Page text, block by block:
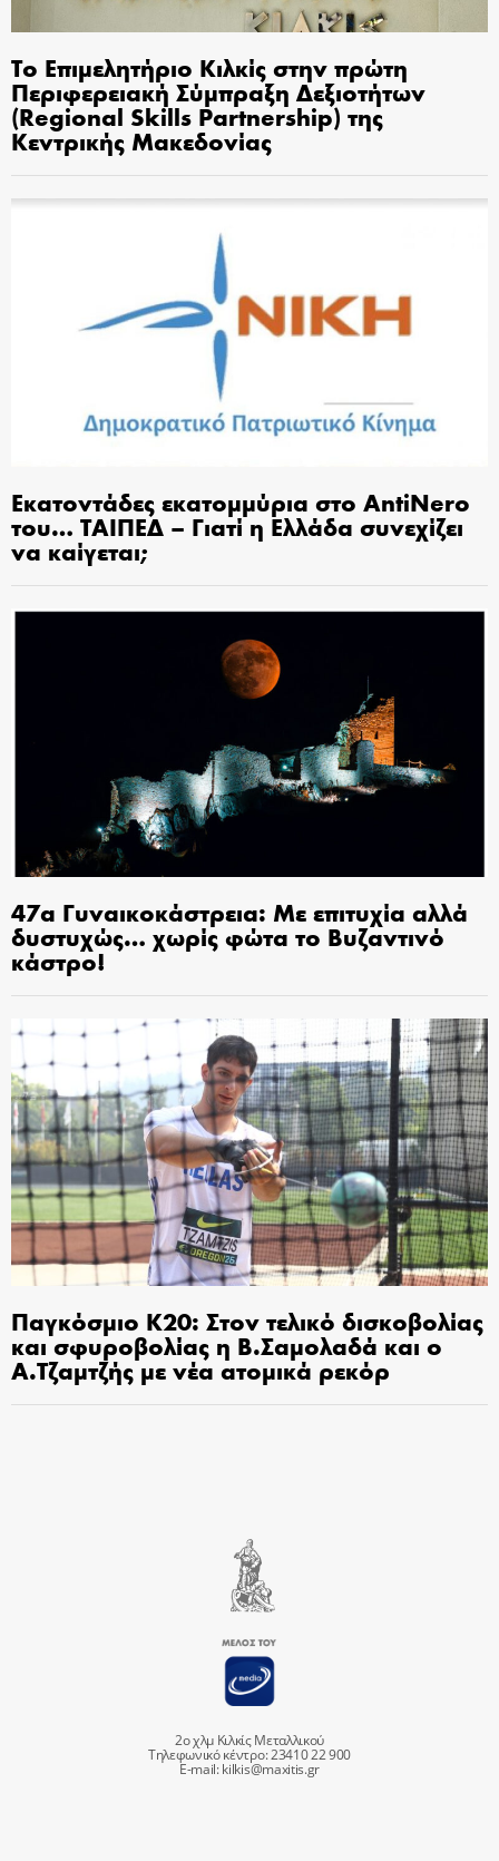
Το Επιμελητήριο Κιλκίς στην πρώτη
Περιφερειακή Σύμπραξη Δεξιοτήτων
(Regional Skills Partnership) της
Κεντρικής Μακεδονίας
Εκατοντάδες εκατομμύρια στο AntiNero
του… ΤΑΙΠΕΔ – Γιατί η Ελλάδα συνεχίζει
να καίγεται;
47α Γυναικοκάστρεια: Με επιτυχία αλλά
δυστυχώς… χωρίς φώτα το Βυζαντινό
κάστρο!
Παγκόσμιο Κ20: Στον τελικό δισκοβολίας
και σφυροβολίας η Β.Σαμολαδά και ο
Α.Τζαμτζής με νέα ατομικά ρεκόρ
2ο χλμ Κιλκίς Μεταλλικού
Τηλεφωνικό κέντρο: 23410 22 900
E-mail:kilkis@maxitis.gr